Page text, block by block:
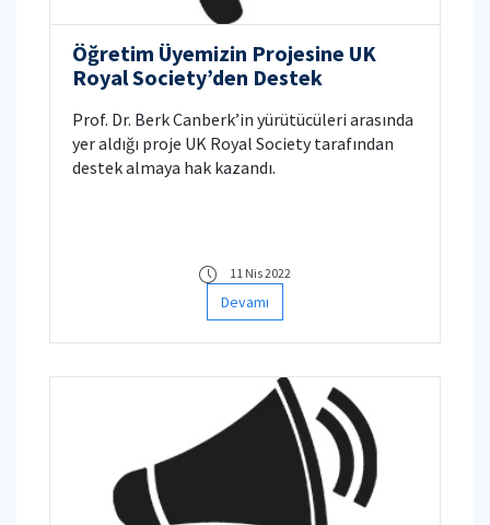
Öğretim Üyemizin Projesine UK
Royal Society’den Destek
Prof. Dr. Berk Canberk’in yürütücüleri arasında
yer aldığı proje UK Royal Society tarafından
destek almaya hak kazandı.
11 Nis 2022
Devamı